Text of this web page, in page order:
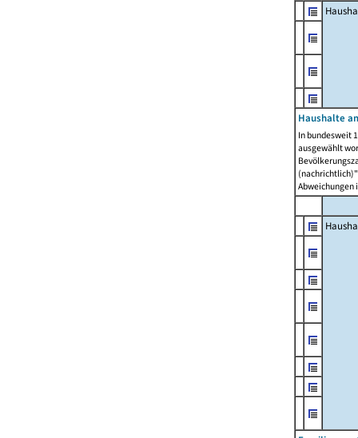
Haushalte
In bundesweit
ausgewählt
Abweichungen